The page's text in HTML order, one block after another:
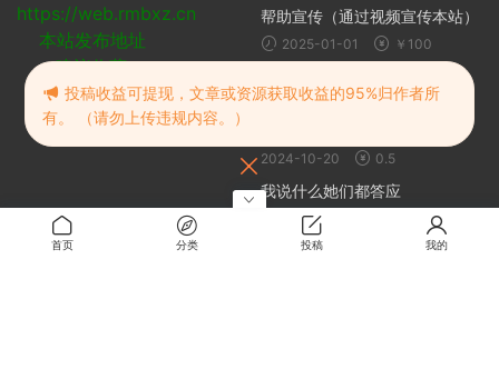
https://web.rmbxz.cn
本站发布地址
建议收藏
帮助宣传（通过视频宣传本站）
2025-01-01 ￥100
随机推荐
2024-10-20 0.5
我说什么她们都答应
2024-10-20
创世理想乡 | Craftopia
首页 分类 投稿 我的
投稿收益可提现，文章或资源获取收益的95%归作者所
有。 （请勿上传违规内容。）